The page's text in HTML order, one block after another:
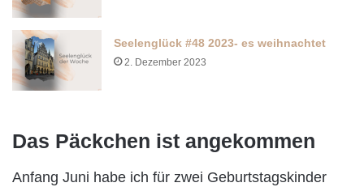
Seelenglück #48 2023- es weihnachtet
2. Dezember 2023
Das Päckchen ist angekommen
Anfang Juni habe ich für zwei Geburtstagskinder